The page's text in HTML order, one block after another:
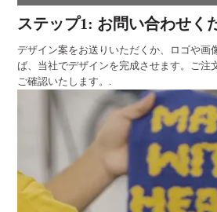
ステップ1: お問い合わせく
デザイン案をお送りいただくか、ロゴや画
ば、当社でデザインを完成させます。ご注
ご確認いたします。.